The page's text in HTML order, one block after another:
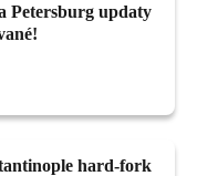
Petersburg updaty
hard-fork